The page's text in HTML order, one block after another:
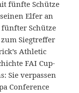
fünfte Schütze
Elfer an
fünfter Schütze
Siegtreffer
Athletic
FAI Cup-
Sie verpassen
Conference